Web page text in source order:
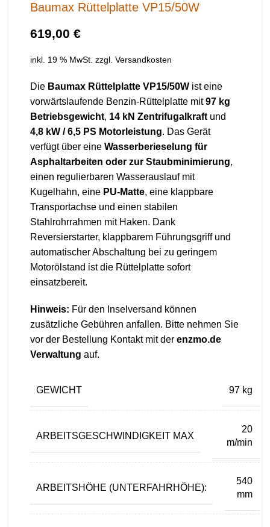
Baumax Rüttelplatte VP15/50W
€
inkl. 19 % MwSt. zzgl. Versandkosten
Die Baumax Rüttelplatte VP15/50W ist eine
vorwärtslaufende Benzin-Rüttelplatte mit97 kg
Betriebsgewicht, 14 kN Zentrifugalkraft und
4,8 kW / 6,5 PS Motorleistung. Das Gerät
verfügt über eine Wasserberieselung für
Asphaltarbeiten oder zur Staubminimierung,
einen regulierbaren Wasserauslauf mit
Kugelhahn, eine PU-Matte, eine klappbare
Transportachse und einen stabilen
Stahlrohrrahmen mit Haken. Dank
Reversierstarter, klappbarem Führungsgriff und
automatischer Abschaltung bei zu geringem
Motorölstand ist die Rüttelplatte sofort
einsatzbereit.
Hinweis: Für den Inselversand können
zusätzliche Gebühren anfallen. Bitte nehmen Sie
vor der Bestellung Kontakt mit der enzmo.de
Verwaltung auf.
GEWICHT 97 kg
ARBEITSGESCHWINDIGKEIT MAX
20
m/min
ARBEITSHÖHE (UNTERFAHRHÖHE):
540
mm